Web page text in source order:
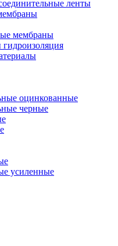
ленты
мембраны
оцинкованные
черные
усиленные